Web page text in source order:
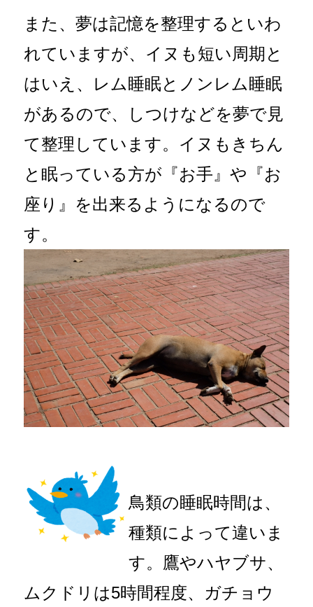
また、夢は記憶を整理するといわ
れていますが、イヌも短い周期と
はいえ、レム睡眠とノンレム睡眠
があるので、しつけなどを夢で見
て整理しています。イヌもきちん
と眠っている方が『お手』や『お
座り』を出来るようになるので
す。
鳥類の睡眠時間は、
種類によって違いま
す。鷹やハヤブサ、
ムクドリは5時間程度、ガチョウ